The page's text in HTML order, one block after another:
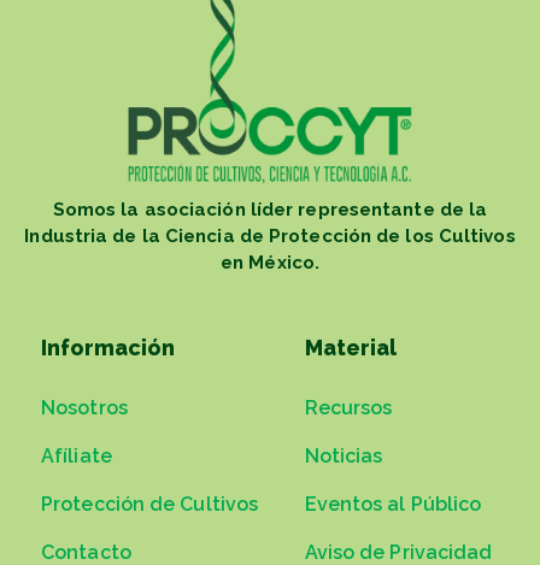
Somos la asociación líder representante de la
Industria de la Ciencia de Protección de los Cultivos
en México.
Información
Nosotros
Afíliate
Protección de Cultivos
Contacto
Material
Recursos
Noticias
Eventos al Público
Aviso de Privacidad